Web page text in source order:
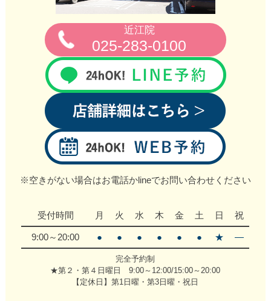
近江院
025-283-0100
※空きがない場合はお電話かlineでお問い合わせください
受付時間 月 火 水 木 金 土 日 祝
9:00～20:00 ● ● ● ● ● ● ★ ―
完全予約制
★第２・第４日曜日 9:00～12:00/15:00～20:00
【定休日】第1日曜・第3日曜・祝日